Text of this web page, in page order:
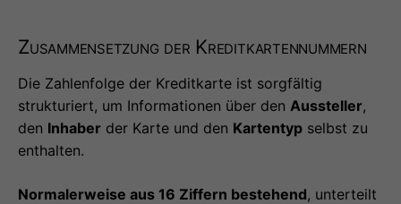
Zusammensetzung der Kreditkartennummern
Die Zahlenfolge der Kreditkarte ist sorgfältig
strukturiert, um Informationen über den Aussteller,
den Inhaber der Karte und den Kartentyp selbst zu
enthalten.
Normalerweise aus 16 Ziffern bestehend, unterteilt